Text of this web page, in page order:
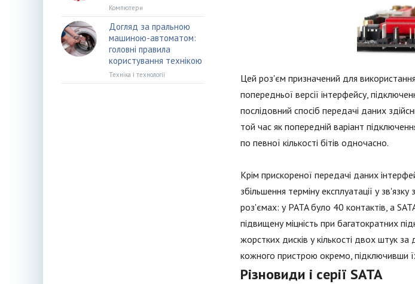
Цей роз'єм призначений для
попередньої версії інтерфейсу,
послідовний спосіб передачі даних
той час як попередній варіант
по певної кількості бітів одночасно.
Крім прискореної передачі даних
збільшення терміну експлуатації у
роз'ємах: у PATA було 40 контактів, а
підвищену міцність при багатократних
жорстких дисків у кількості двох штук
кожного пристрою окремо, підключивши
Різновиди і серії SATA
Компютери
Догляд за пральною
машиною-автоматом:
головні правила
користування технікою
Техніка і технології